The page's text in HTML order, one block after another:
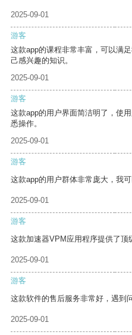
2025-09-01
游客
这款app的课程非常丰富，可以满
己感兴趣的知识。
2025-09-01
游客
这款app的用户界面简洁明了，使
悉操作。
2025-09-01
游客
这款app的用户群体非常庞大，我
2025-09-01
游客
这款加速器VPM应用程序提供了顶
2025-09-01
游客
这款软件的售后服务非常好，遇到
2025-09-01